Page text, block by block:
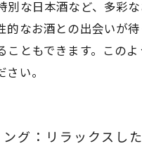
別な日本酒など、多彩
的なお酒との出会いが
こともできます。この
い。
グ：リラックスし